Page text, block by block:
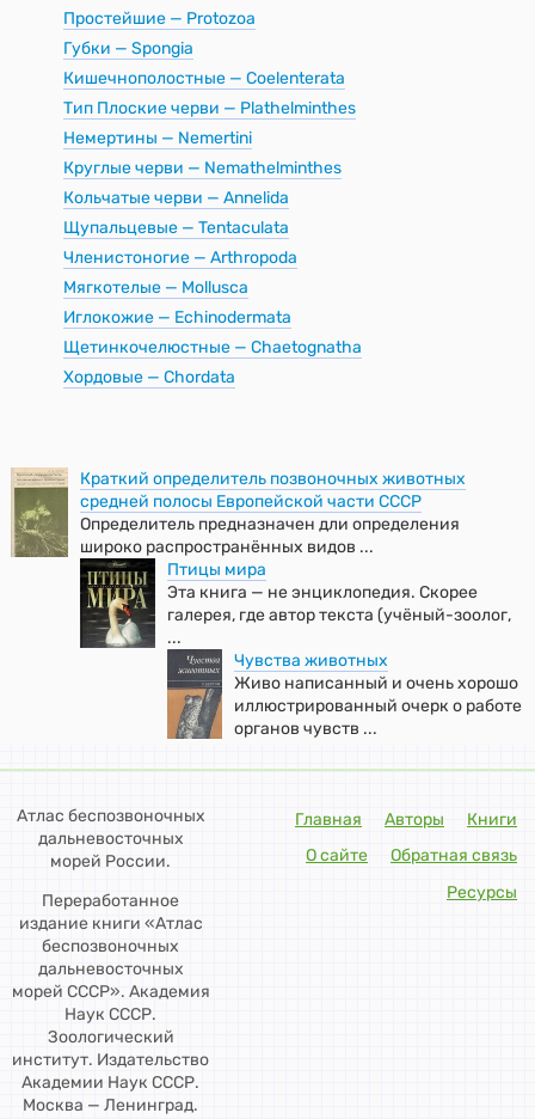
Простейшие — Protozoa
Губки — Spongia
Кишечнополостные — Coelenterata
Тип Плоские черви — Plathelminthes
Немертины — Nemertini
Круглые черви — Nemathelminthes
Кольчатые черви — Annelida
Щупальцевые — Tentaculata
Членистоногие — Arthropoda
Мягкотелые — Mollusca
Иглокожие — Echinodermata
Щетинкочелюстные — Chaetognatha
Хордовые — Chordata
Краткий определитель позвоночных животных
средней полосы Европейской части СССР
Определитель предназначен дли определения
широко распространённых видов ...
Птицы мира
Эта книга — не энциклопедия. Скорее
галерея, где автор текста (учёный-зоолог,
...
Чувства животных
Живо написанный и очень хорошо
иллюстрированный очерк о работе
органов чувств ...
Атлас беспозвоночных
дальневосточных
морей России.
Переработанное
издание книги «Атлас
беспозвоночных
дальневосточных
морей СССР». Академия
Наук СССР.
Зоологический
институт. Издательство
Академии Наук СССР.
Москва — Ленинград.
Главная Авторы
Книги
О сайте
Обратная связь
Ресурсы